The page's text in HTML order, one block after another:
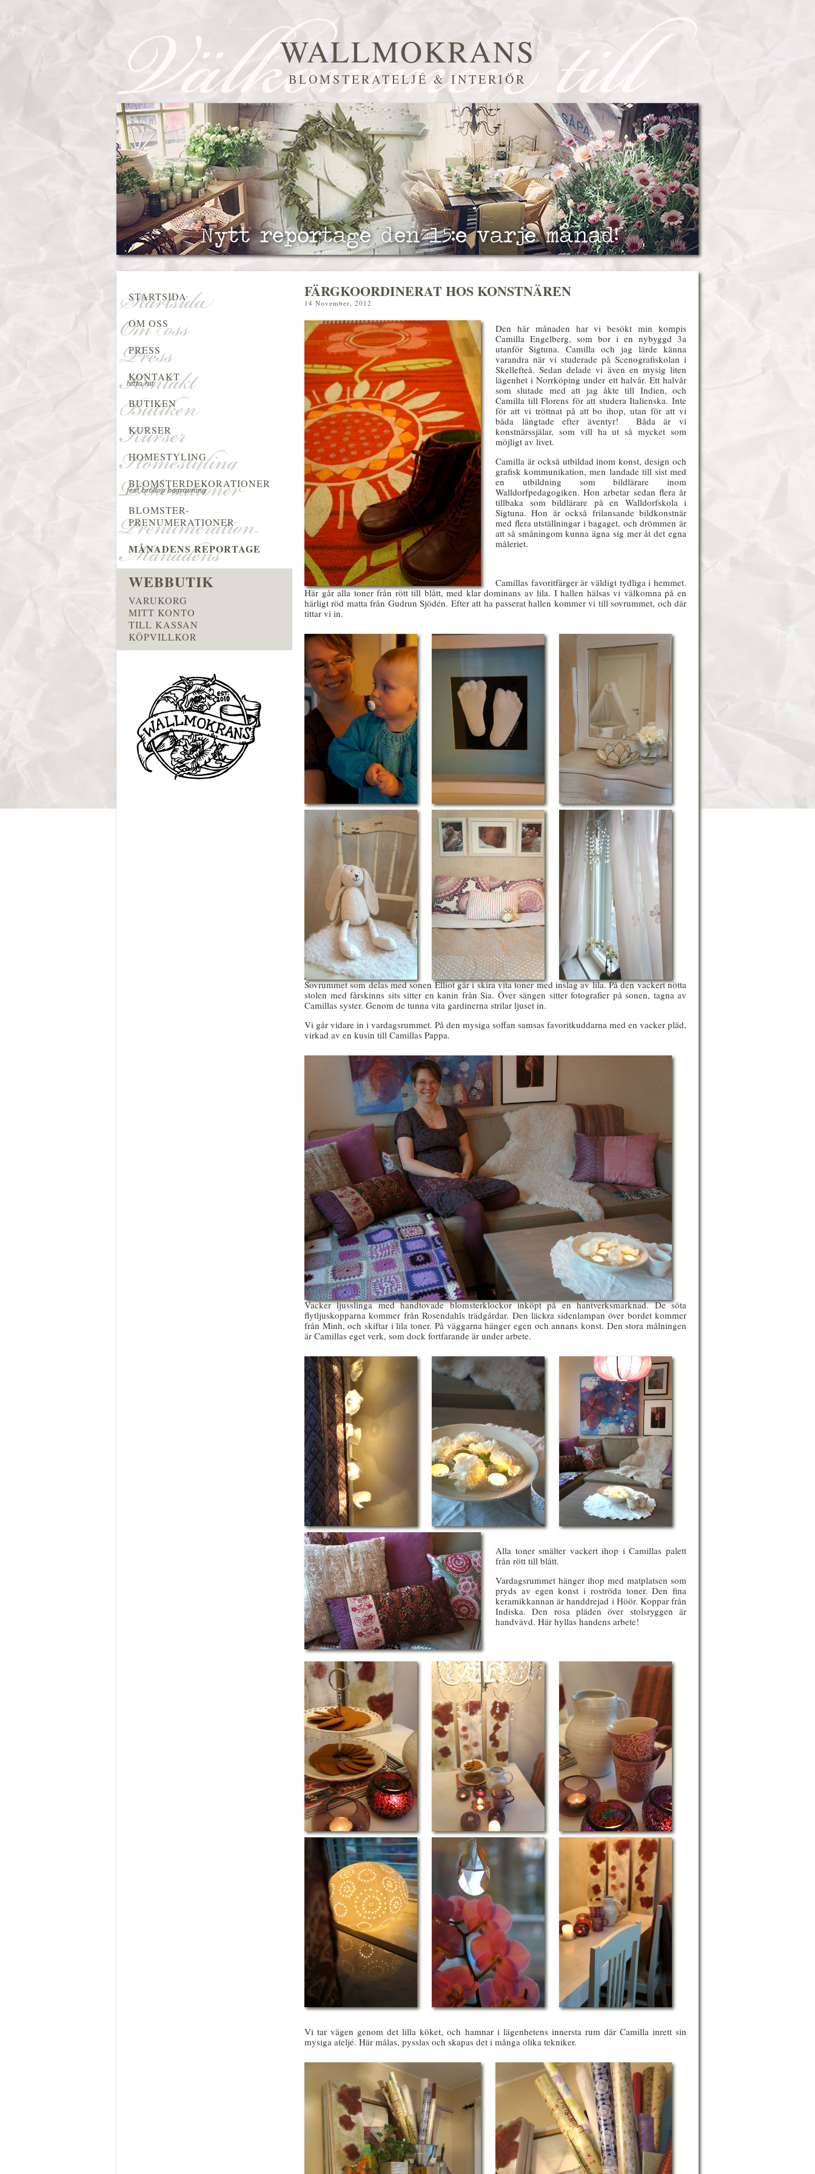
WALLMOKRANS
BLOMSTERATELJÉ & INTERIÖR
FÄRGKOORDINERAT HOS KONSTNÄREN
14 November, 2012
Den här månaden har vi besökt min kompis
Camilla Engelberg, som bor i en nybyggd 3a
utanför Sigtuna. Camilla och jag lärde känna
varandra när vi studerade på Scenografiskolan i
Skellefteå. Sedan delade vi även en mysig liten
lägenhet i Norrköping under ett halvår. Ett halvår
som slutade med att jag åkte till Indien, och
Camilla till Florens för att studera Italienska. Inte
för att vi tröttnat på att bo ihop, utan för att vi
båda längtade efter äventyr! Båda är vi
konstnärssjälar, som vill ha ut så mycket som
möjligt av livet.
Camilla är också utbildad inom konst, design och
grafisk kommunikation, men landade till sist med
en utbildning som bildlärare inom
Walldorfpedagogiken. Hon arbetar sedan flera år
tillbaka som bildlärare på en Walldorfskola i
Sigtuna. Hon är också frilansande bildkonstnär
med flera utställningar i bagaget, och drömmen är
att så småningom kunna ägna sig mer åt det egna
måleriet.
Camillas favoritfärger är väldigt tydliga i hemmet.
Här går alla toner från rött till blått, med klar dominans av lila. I hallen hälsas vi välkomna på en
härligt röd matta från Gudrun Sjödén. Efter att ha passerat hallen kommer vi till sovrummet, och där
tittar vi in.
Sovrummet som delas med sonen Elliot går i skira vita toner med inslag av lila. På den vackert nötta
stolen med fårskinns sits sitter en kanin från Sia. Över sängen sitter fotografier på sonen, tagna av
Camillas syster. Genom de tunna vita gardinerna strilar ljuset in.
Vi går vidare in i vardagsrummet. På den mysiga soffan samsas favoritkuddarna med en vacker pläd,
virkad av en kusin till Camillas Pappa.
Vacker ljusslinga med handtovade blomsterklockor inköpt på en hantverksmarknad. De söta
flytljuskopparna kommer från Rosendahls trädgårdar. Den läckra sidenlampan över bordet kommer
från Minh, och skiftar i lila toner. På väggarna hänger egen och annans konst. Den stora målningen
är Camillas eget verk, som dock fortfarande är under arbete.
Alla toner smälter vackert ihop i Camillas palett
från rött till blått.
Vardagsrummet hänger ihop med matplatsen som
pryds av egen konst i roströda toner. Den fina
keramikkannan är handdrejad i Höör. Koppar från
Indiska. Den rosa pläden över stolsryggen är
handvävd. Här hyllas handens arbete!
Vi tar vägen genom det lilla köket, och hamnar i lägenhetens innersta rum där Camilla inrett sin
mysiga ateljé. Här målas, pysslas och skapas det i många olika tekniker.
STARTSIDA
OM OSS
PRESS
KONTAKT
BUTIKEN
KURSER
HOMESTYLING
BLOMSTERDEKORATIONER
BLOMSTER-
PRENUMERATIONER
MÅNADENS REPORTAGE
WEBBUTIK
VARUKORG
MITT KONTO
TILL KASSAN
KÖPVILLKOR